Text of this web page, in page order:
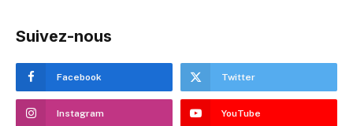
Suivez-nous
Facebook Twitter
Instagram YouTube